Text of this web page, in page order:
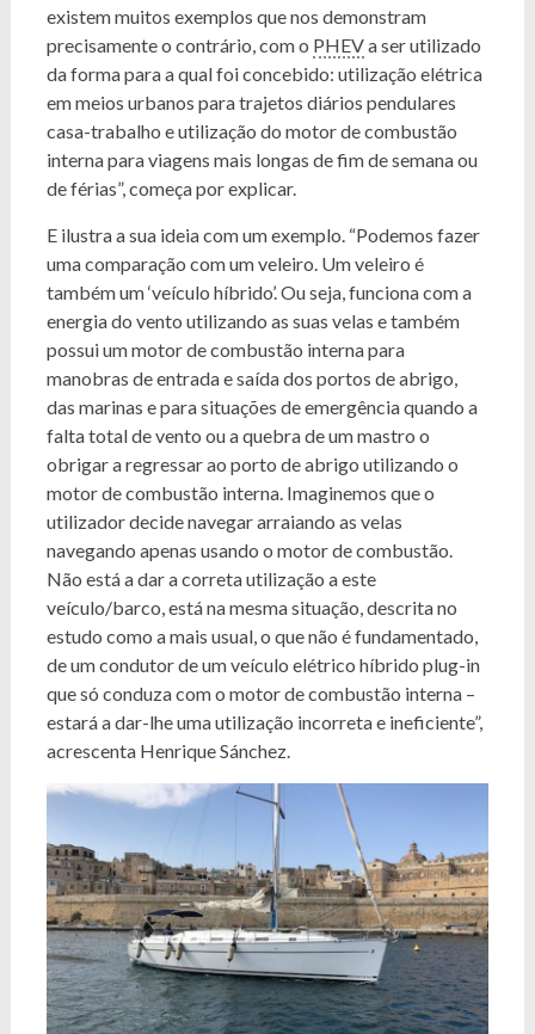
existem muitos exemplos que nos demonstram
precisamente o contrário, com o PHEVa ser utilizado
da forma para a qual foi concebido: utilização elétrica
em meios urbanos para trajetos diários pendulares
casa-trabalho e utilização do motor de combustão
interna para viagens mais longas de fim de semana ou
de férias”, começa por explicar.
E ilustra a sua ideia com um exemplo. “Podemos fazer
uma comparação com um veleiro. Um veleiro é
também um ‘veículo híbrido’. Ou seja, funciona com a
energia do vento utilizando as suas velas e também
possui um motor de combustão interna para
manobras de entrada e saída dos portos de abrigo,
das marinas e para situações de emergência quando a
falta total de vento ou a quebra de um mastro o
obrigar a regressar ao porto de abrigo utilizando o
motor de combustão interna. Imaginemos que o
utilizador decide navegar arraiando as velas
navegando apenas usando o motor de combustão.
Não está a dar a correta utilização a este
veículo/barco, está na mesma situação, descrita no
estudo como a mais usual, o que não é fundamentado,
de um condutor de um veículo elétrico híbrido plug-in
que só conduza com o motor de combustão interna –
estará a dar-lhe uma utilização incorreta e ineficiente”,
acrescenta Henrique Sánchez.